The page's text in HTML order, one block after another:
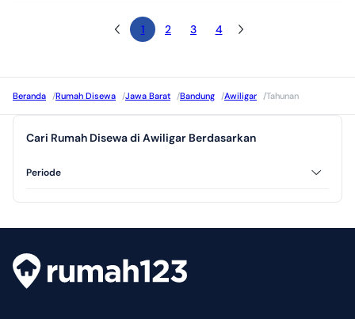
1 2 3 4
Beranda /Rumah Disewa /Jawa Barat /Bandung /Awiligar /Tahunan
Cari Rumah Disewa di Awiligar Berdasarkan
Periode